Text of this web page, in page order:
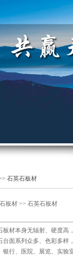
石英石板材
板材 >> 石英石板材
板材本身无辐射、硬度高
台面系列众多、色彩多样
银行、医院、展览、实验